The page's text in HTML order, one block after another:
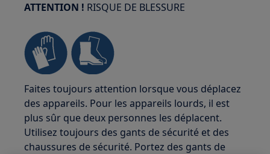
ATTENTION ! RISQUE DE BLESSURE
Faites toujours attention lorsque vous déplacez
des appareils. Pour les appareils lourds, il est
plus sûr que deux personnes les déplacent.
Utilisez toujours des gants de sécurité et des
chaussures de sécurité. Portez des gants de